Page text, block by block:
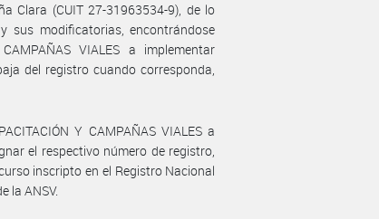
Clara (CUIT 27-31963534-9), de lo
sus modificatorias, encontrándose
VIALES a implementar
del registro cuando corresponda,
Y CAMPAÑAS VIALES a
el respectivo número de registro,
inscripto en el Registro Nacional
la ANSV.